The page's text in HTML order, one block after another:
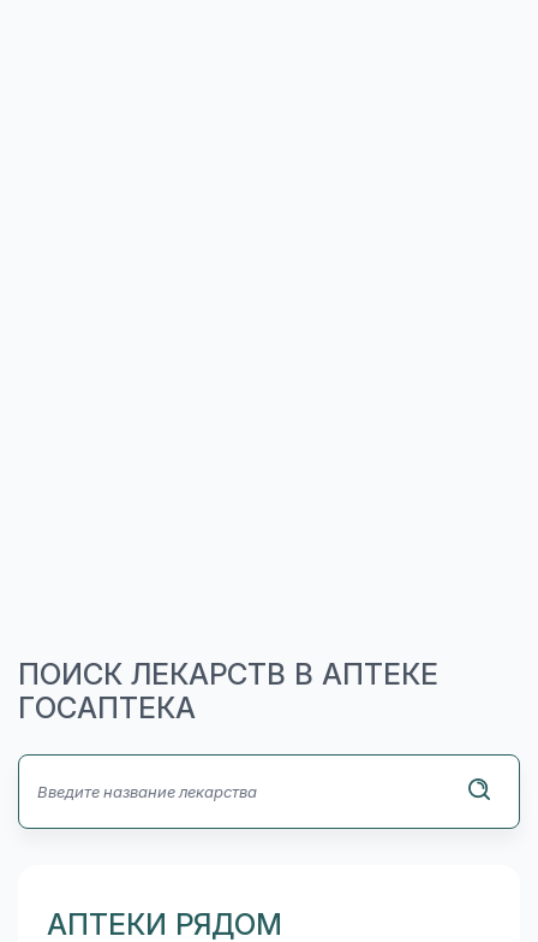
ПОИСК ЛЕКАРСТВ В АПТЕКЕ
ГОСАПТЕКА
АПТЕКИ РЯДОМ